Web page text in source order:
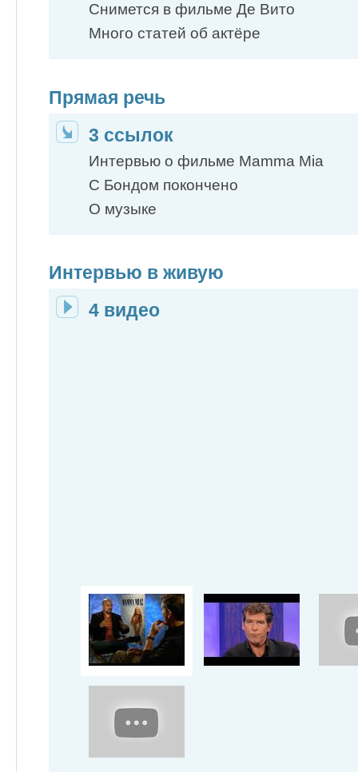
Снимется в фильме Де Вито
Много статей об актёре
Прямая речь
3 ссылок
Интервью о фильме Mamma Mia
С Бондом покончено
О музыке
Интервью в живую
4 видео